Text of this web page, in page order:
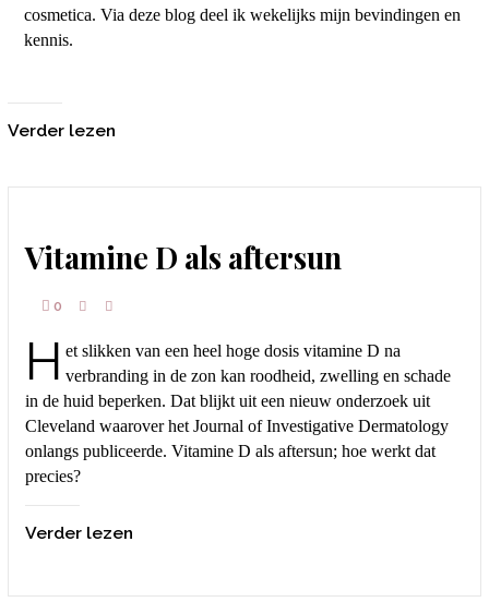
cosmetica. Via deze blog deel ik wekelijks mijn bevindingen en
kennis.
Verder lezen
Vitamine D als aftersun
0
H et slikken van een heel hoge dosis vitamine D na
verbranding in de zon kan roodheid, zwelling en schade
in de huid beperken. Dat blijkt uit een nieuw onderzoek uit
Cleveland waarover het Journal of Investigative Dermatology
onlangs publiceerde. Vitamine D als aftersun; hoe werkt dat
precies?
Verder lezen